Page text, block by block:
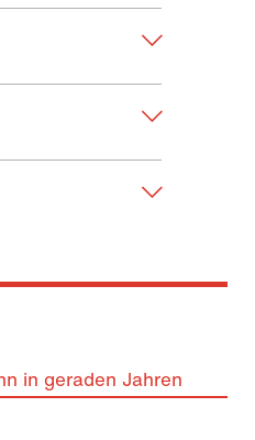
in geraden Jahren